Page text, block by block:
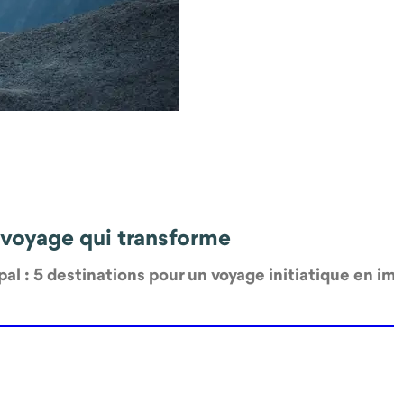
qui transforme
: 5 destinations pour un voyage initiatique en